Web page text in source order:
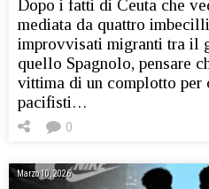
Dopo i fatti di Ceuta che
mediata da quattro
improvvisati migranti tra il
quello Spagnolo, pensare
vittima di un complotto per
pacifisti…
0
Marzo 10, 2026